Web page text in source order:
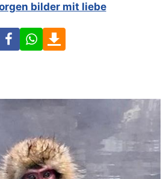
bilder mit liebe
FacebookWhatsApp